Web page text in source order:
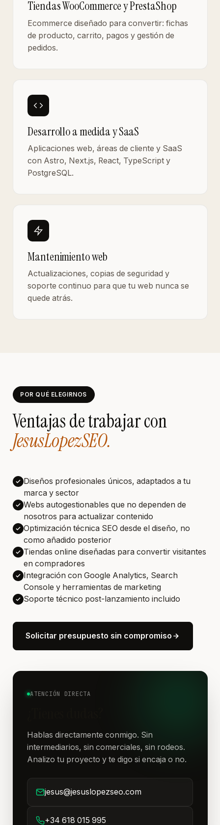
Tiendas WooCommerce y PrestaShop
Ecommerce diseñado para convertir: fichas
de producto, carrito, pagos y gestión de
pedidos.
Desarrollo a medida y SaaS
Aplicaciones web, áreas de cliente y SaaS
con Astro, Next.js, React, TypeScript y
PostgreSQL.
Mantenimiento web
Actualizaciones, copias de seguridad y
soporte continuo para que tu web nunca se
quede atrás.
POR QUÉ ELEGIRNOS
Ventajas de trabajar con
JesusLopezSEO.
Diseños profesionales únicos, adaptados a tu
marca y sector
Webs autogestionables que no dependen de
nosotros para actualizar contenido
Optimización técnica SEO desde el diseño, no
como añadido posterior
Tiendas online diseñadas para convertir visitantes
en compradores
Integración con Google Analytics, Search
Console y herramientas de marketing
Soporte técnico post-lanzamiento incluido
Solicitar presupuesto sin compromiso
ATENCIÓN DIRECTA
Hablas directamente conmigo. Sin
intermediarios, sin comerciales, sin rodeos.
Analizo tu proyecto y te digo si encaja o no.
jesus@jesuslopezseo.com
+34 618 015 995